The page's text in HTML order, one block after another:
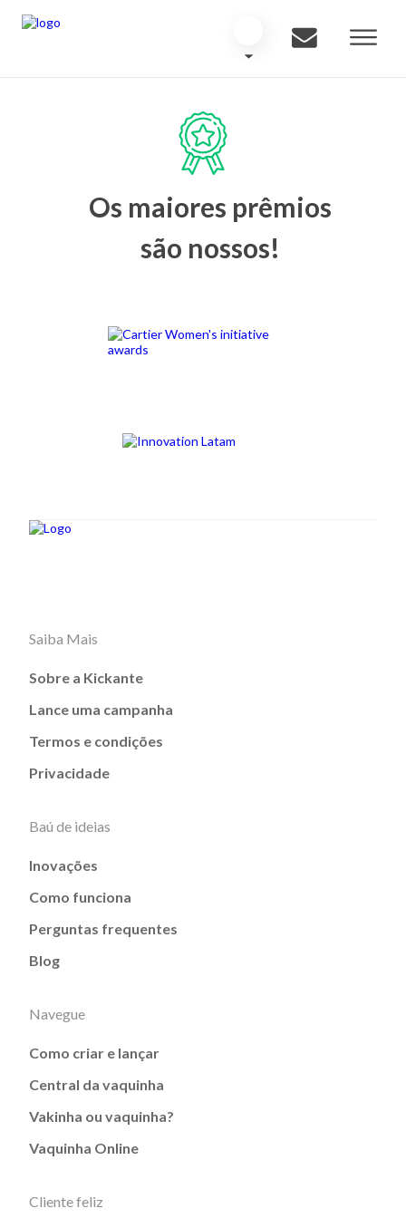
Os maiores prêmios
são nossos!
Saiba Mais
Sobre a Kickante
Lance uma campanha
Termos e condições
Privacidade
Baú de ideias
Inovações
Como funciona
Perguntas frequentes
Blog
Navegue
Como criar e lançar
Central da vaquinha
Vakinha ou vaquinha?
Vaquinha Online
Cliente feliz